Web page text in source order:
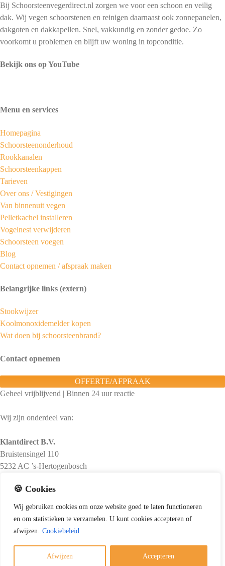
🍪 Cookies
Wij gebruiken cookies om onze website goed te laten functioneren
en om statistieken te verzamelen. U kunt cookies accepteren of
afwijzen. Cookiebeleid
Afwijzen Accepteren
Bij Schoorsteenvegerdirect.nl zorgen we voor een schoon en veilig
dak. Wij vegen schoorstenen en reinigen daarnaast ook zonnepanelen,
dakgoten en dakkapellen. Snel, vakkundig en zonder gedoe. Zo
voorkomt u problemen en blijft uw woning in topconditie.
Bekijk ons op YouTube
Menu en services
Homepagina
Schoorsteenonderhoud
Rookkanalen
Schoorsteenkappen
Tarieven
Over ons /Vestigingen
Van binnenuit vegen
Pelletkachel installeren
Vogelnest verwijderen
Schoorsteen voegen
Blog
Contact opnemen / afspraak maken
Belangrijke links (extern)
Stookwijzer
Koolmonoxidemelder kopen
Wat doen bij schoorsteenbrand?
Contact opnemen
OFFERTE/AFPRAAK
Geheel vrijblijvend | Binnen 24 uur reactie
Wij zijn onderdeel van:
Klantdirect B.V.
Bruistensingel 110
5232 AC ’s-Hertogenbosch
KvK-nummer: 73518050
Openingstijden kantoor
Maandag t/m vrijdag: 08:00 – 18:00
Copyright 2012 - 2025 Schoorsteenvegerdirect.nl |Gouden Gids|
Algemene voorwaarden
|Cookiebeleid